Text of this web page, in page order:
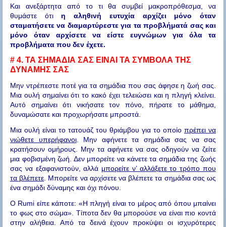
Και ανεξάρτητα από το τι θα συμβεί μακροπρόθεσμα, να
θυμάστε ότιη αληθινή ευτυχία αρχίζει μόνο όταν
σταματήσετε να διαμαρτύρεστε για τα προβλήματά σας και
μόνο όταν αρχίσετε να είστε ευγνώμων για όλα τα
προβλήματα που δεν έχετε.
# 4. ΤΑ ΣΗΜΑΔΙΑ ΣΑΣ ΕΙΝΑΙ ΤΑ ΣΥΜΒΟΛΑ ΤΗΣ
ΔΥΝΑΜΗΣ ΣΑΣ
Μην ντρέπεστε ποτέ για τα σημάδια που σας άφησε η ζωή σας.
Μια ουλή σημαίνει ότι το κακό έχει τελειώσει και η πληγή κλείνει.
Αυτό σημαίνει ότι νικήσατε τον πόνο, πήρατε το μάθημα,
δυναμώσατε και προχωρήσατε μπροστά.
Μια ουλή είναι το τατουάζ του θριάμβου για το οποίο πρέπει να
νιώθετε υπερήφανοι. Μην αφήνετε τα σημάδια σας να σας
κρατήσουν ομήρους. Μην τα αφήνετε να σας οδηγούν να ζείτε
μια φοβισμένη ζωή. Δεν μπορείτε να κάνετε τα σημάδια της ζωής
σας να εξαφανιστούν, αλλά μπορείτε ν’ αλλάξετε το τρόπο που
τα βλέπετε . Μπορείτε να αρχίσετε να βλέπετε τα σημάδια σας ως
ένα σημάδι δύναμης και όχι πόνου.
Ο Rumi είπε κάποτε: «Η πληγή είναι το μέρος από όπου μπαίνει
το φως στο σώμα». Τίποτα δεν θα μπορούσε να είναι πιο κοντά
στην αλήθεια. Από τα δεινά έχουν προκύψει οι ισχυρότερες